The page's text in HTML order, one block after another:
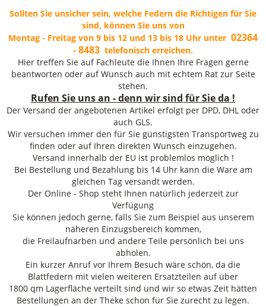
Sollten Sie unsicher sein, welche Federn die Richtigen für Sie
sind, können Sie uns von
Montag - Freitag von 9 bis 12 und 13 bis 18 Uhr unter 02364
- 8483 telefonisch erreichen.
Hier treffen Sie auf Fachleute die Ihnen Ihre Fragen gerne
beantworten oder auf Wunsch auch mit echtem Rat zur Seite
stehen.
Rufen Sie uns an - denn wir sind für Sie da !
Der Versand der angebotenen Artikel erfolgt per DPD, DHL oder
auch GLS.
Wir versuchen immer den für Sie günstigsten Transportweg zu
finden oder auf Ihren direkten Wunsch einzugehen.
Versand innerhalb der EU ist problemlos möglich !
Bei Bestellung und Bezahlung bis 14 Uhr kann die Ware am
gleichen Tag versandt werden.
Der Online - Shop steht Ihnen natürlich jederzeit zur
Verfügung
Sie können jedoch gerne, falls Sie zum Beispiel aus unserem
näheren Einzugsbereich kommen,
die Freilaufnarben und andere Teile persönlich bei uns
abholen.
Ein kurzer Anruf vor Ihrem Besuch wäre schön, da die
Blattfedern mit vielen weiteren Ersatzteilen auf über
1800 qm Lagerfläche verteilt sind und wir so etwas Zeit hätten
Bestellungen an der Theke schon für Sie zurecht zu legen.